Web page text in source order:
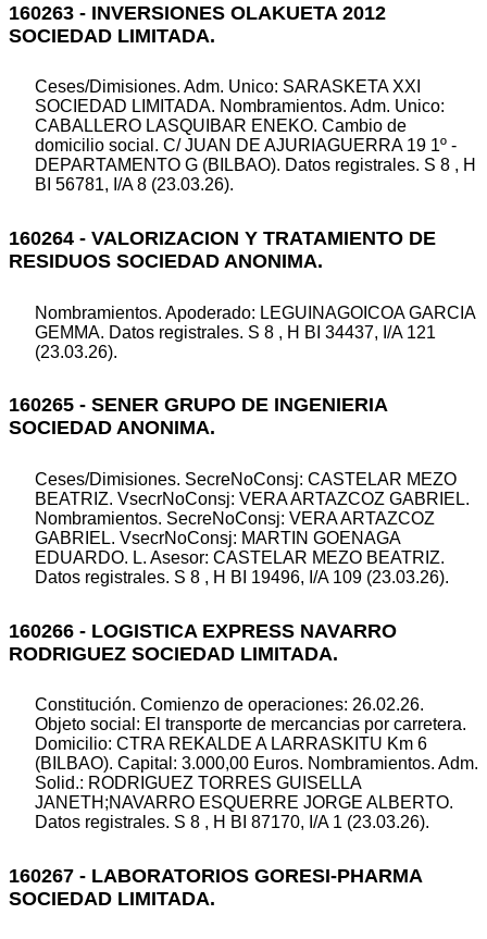
160263 - INVERSIONES OLAKUETA 2012
SOCIEDAD LIMITADA.
Ceses/Dimisiones. Adm. Unico: SARASKETA XXI
SOCIEDAD LIMITADA. Nombramientos. Adm. Unico:
CABALLERO LASQUIBAR ENEKO. Cambio de
domicilio social. C/ JUAN DE AJURIAGUERRA 19 1º -
DEPARTAMENTO G (BILBAO). Datos registrales. S 8 , H
BI 56781, I/A 8 (23.03.26).
160264 - VALORIZACION Y TRATAMIENTO DE
RESIDUOS SOCIEDAD ANONIMA.
Nombramientos. Apoderado: LEGUINAGOICOA GARCIA
GEMMA. Datos registrales. S 8 , H BI 34437, I/A 121
(23.03.26).
160265 - SENER GRUPO DE INGENIERIA
SOCIEDAD ANONIMA.
Ceses/Dimisiones. SecreNoConsj: CASTELAR MEZO
BEATRIZ. VsecrNoConsj: VERA ARTAZCOZ GABRIEL.
Nombramientos. SecreNoConsj: VERA ARTAZCOZ
GABRIEL. VsecrNoConsj: MARTIN GOENAGA
EDUARDO. L. Asesor: CASTELAR MEZO BEATRIZ.
Datos registrales. S 8 , H BI 19496, I/A 109 (23.03.26).
160266 - LOGISTICA EXPRESS NAVARRO
RODRIGUEZ SOCIEDAD LIMITADA.
Constitución. Comienzo de operaciones: 26.02.26.
Objeto social: El transporte de mercancias por carretera.
Domicilio: CTRA REKALDE A LARRASKITU Km 6
(BILBAO). Capital: 3.000,00 Euros. Nombramientos. Adm.
Solid.: RODRIGUEZ TORRES GUISELLA
JANETH;NAVARRO ESQUERRE JORGE ALBERTO.
Datos registrales. S 8 , H BI 87170, I/A 1 (23.03.26).
160267 - LABORATORIOS GORESI-PHARMA
SOCIEDAD LIMITADA.